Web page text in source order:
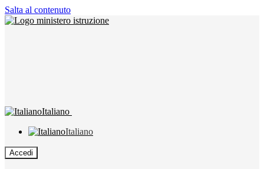
Salta al contenuto
Italiano
Italiano
Accedi